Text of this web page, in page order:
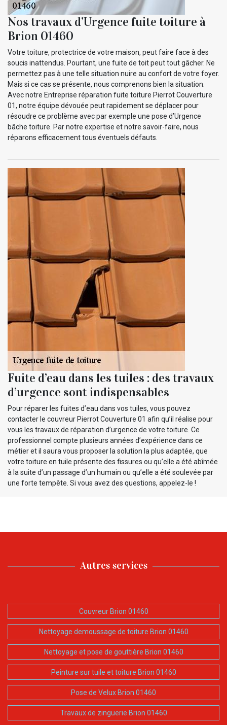
Nos travaux d’Urgence fuite toiture à
Brion 01460
Votre toiture, protectrice de votre maison, peut faire face à des
soucis inattendus. Pourtant, une fuite de toit peut tout gâcher. Ne
permettez pas à une telle situation nuire au confort de votre foyer.
Mais si ce cas se présente, nous comprenons bien la situation.
Avec notre Entreprise réparation fuite toiture Pierrot Couverture
01, notre équipe dévouée peut rapidement se déplacer pour
résoudre ce problème avec par exemple une pose d’Urgence
bâche toiture. Par notre expertise et notre savoir-faire, nous
réparons efficacement tous éventuels défauts.
Fuite d’eau dans les tuiles : des travaux
d’urgence sont indispensables
Pour réparer les fuites d’eau dans vos tuiles, vous pouvez
contacter le couvreur Pierrot Couverture 01 afin qu’il réalise pour
vous les travaux de réparation d’urgence de votre toiture. Ce
professionnel compte plusieurs années d’expérience dans ce
métier et il saura vous proposer la solution la plus adaptée, que
votre toiture en tuile présente des fissures ou qu’elle a été abîmée
à la suite d’un passage d’un humain ou qu’elle a été soulevée par
une forte tempête. Si vous avez des questions, appelez-le !
Autres services
Couvreur Brion 01460
Nettoyage demoussage de toiture Brion 01460
Nettoyage et pose de gouttière Brion 01460
Peinture sur tuile et toiture Brion 01460
Pose de Velux Brion 01460
Travaux de zinguerie Brion 01460